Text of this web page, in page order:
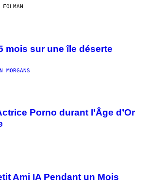
mois sur une île déserte
MORGANS
Porno durant l’Âge d’Or
Ami IA Pendant un Mois